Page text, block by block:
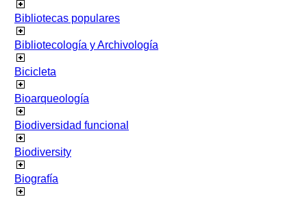
Bibliotecas populares
Bibliotecología y Archivología
Bicicleta
Bioarqueología
Biodiversidad funcional
Biodiversity
Biografía